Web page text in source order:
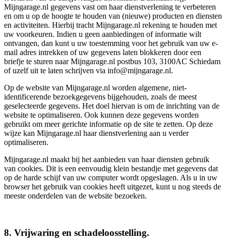
Mijngarage.nl gegevens vast om haar dienstverlening te verbeteren
en om u op de hoogte te houden van (nieuwe) producten en diensten
en activiteiten. Hierbij tracht Mijngarage.nl rekening te houden met
uw voorkeuren. Indien u geen aanbiedingen of informatie wilt
ontvangen, dan kunt u uw toestemming voor het gebruik van uw e-
mail adres intrekken of uw gegevens laten blokkeren door een
briefje te sturen naar Mijngarage.nl postbus 103, 3100AC Schiedam
of uzelf uit te laten schrijven via info@mijngarage.nl.
Op de website van Mijngarage.nl worden algemene, niet-
identificerende bezoekgegevens bijgehouden, zoals de meest
geselecteerde gegevens. Het doel hiervan is om de inrichting van de
website te optimaliseren. Ook kunnen deze gegevens worden
gebruikt om meer gerichte informatie op de site te zetten. Op deze
wijze kan Mijngarage.nl haar dienstverlening aan u verder
optimaliseren.
Mijngarage.nl maakt bij het aanbieden van haar diensten gebruik
van cookies. Dit is een eenvoudig klein bestandje met gegevens dat
op de harde schijf van uw computer wordt opgeslagen. Als u in uw
browser het gebruik van cookies heeft uitgezet, kunt u nog steeds de
meeste onderdelen van de website bezoeken.
8. Vrijwaring en schadeloosstelling.